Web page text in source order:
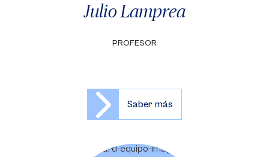
Julio Lamprea
PROFESOR
Saber más